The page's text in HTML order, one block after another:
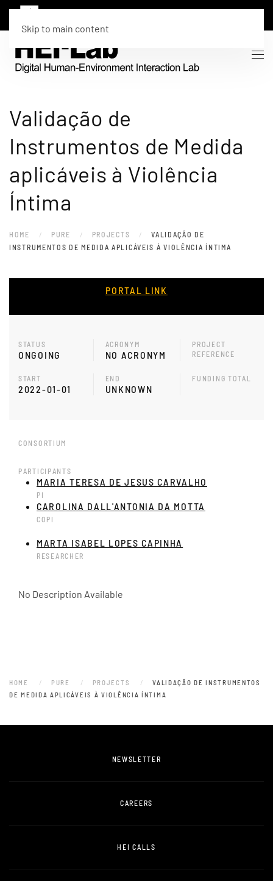
Skip to main content
Validação de
Instrumentos de Medida
aplicáveis à Violência
Íntima
HOME PURE PROJECTS
VALIDAÇÃO DE
INSTRUMENTOS DE MEDIDA APLICÁVEIS À VIOLÊNCIA ÍNTIMA
PORTAL LINK
STATUS
ONGOING
ACRONYM
NO ACRONYM
PROJECT
REFERENCE
START
2022-01-01
END
UNKNOWN
FUNDING TOTAL
CONSORTIUM
PARTICIPANTS
MARIA TERESA DE JESUS CARVALHO
PI
CAROLINA DALL'ANTONIA DA MOTTA
COPI
MARTA ISABEL LOPES CAPINHA
RESEARCHER
No Description Available
HOME PURE PROJECTS
VALIDAÇÃO DE INSTRUMENTOS
DE MEDIDA APLICÁVEIS À VIOLÊNCIA ÍNTIMA
NEWSLETTER
CAREERS
HEI CALLS